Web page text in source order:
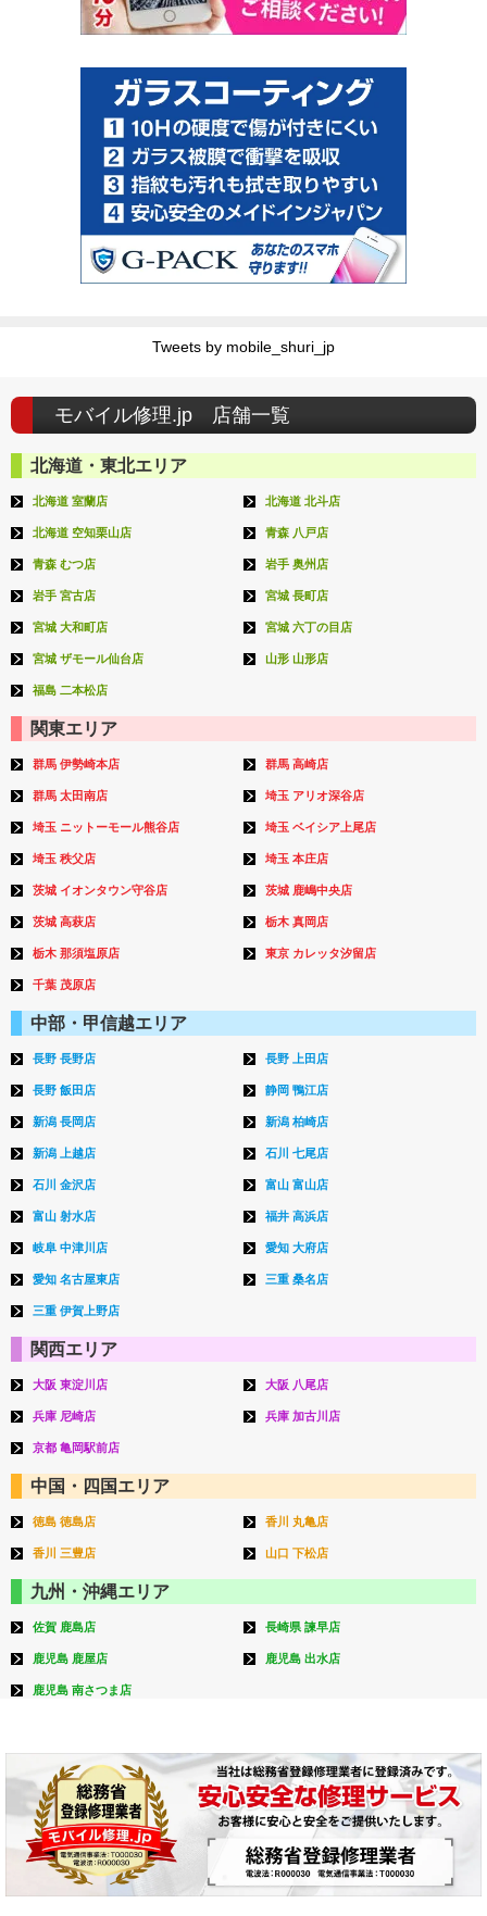
Tweets by mobile_shuri_jp
モバイル修理.jp 店舗一覧
北海道・東北エリア
北海道 室蘭店 北海道 北斗店
北海道 空知栗山店 青森 八戸店
青森 むつ店 岩手 奥州店
岩手 宮古店 宮城 長町店
宮城 大和町店 宮城 六丁の目店
宮城 ザモール仙台店 山形 山形店
福島 二本松店
関東エリア
群馬 伊勢崎本店 群馬 高崎店
群馬 太田南店 埼玉 アリオ深谷店
埼玉 ニットーモール熊谷店 埼玉 ベイシア上尾店
埼玉 秩父店 埼玉 本庄店
茨城 イオンタウン守谷店 茨城 鹿嶋中央店
茨城 高萩店 栃木 真岡店
栃木 那須塩原店 東京 カレッタ汐留店
千葉 茂原店
中部・甲信越エリア
長野 長野店 長野 上田店
長野 飯田店 静岡 鴨江店
新潟 長岡店 新潟 柏崎店
新潟 上越店 石川 七尾店
石川 金沢店 富山 富山店
富山 射水店 福井 高浜店
岐阜 中津川店 愛知 大府店
愛知 名古屋東店 三重 桑名店
三重 伊賀上野店
関西エリア
大阪 東淀川店 大阪 八尾店
兵庫 尼崎店 兵庫 加古川店
京都 亀岡駅前店
中国・四国エリア
徳島 徳島店 香川 丸亀店
香川 三豊店 山口 下松店
九州・沖縄エリア
佐賀 鹿島店 長崎県 諫早店
鹿児島 鹿屋店 鹿児島 出水店
鹿児島 南さつま店